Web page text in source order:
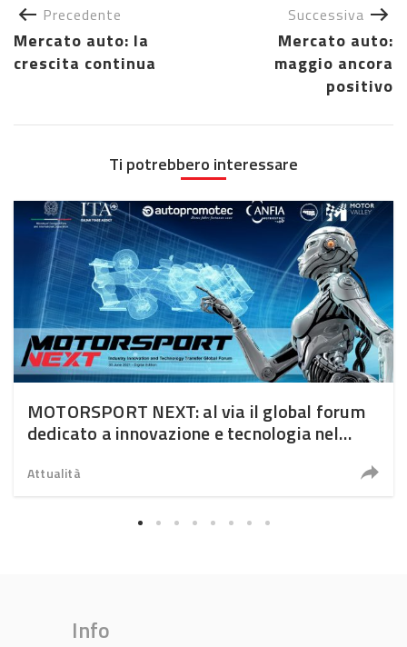
Precedente
Mercato auto: la
crescita continua
Successiva
Mercato auto:
maggio ancora
positivo
Ti potrebbero interessare
MOTORSPORT NEXT: al via il global forum
dedicato a innovazione e tecnologia nel
Attualità
Info